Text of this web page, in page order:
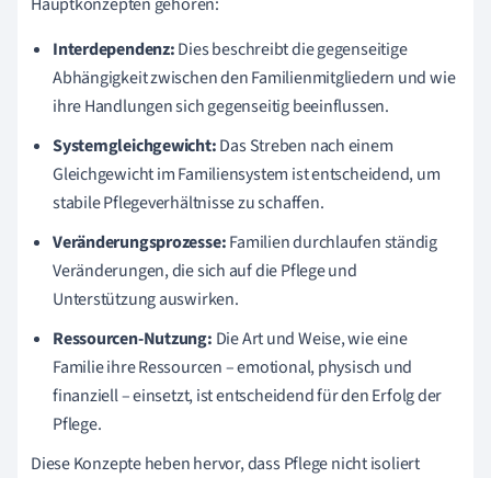
Interdependenz:Dies beschreibt die gegenseitige
Abhängigkeit zwischen den Familienmitgliedern und wie
ihre Handlungen sich gegenseitig beeinflussen.
Systemgleichgewicht:Das Streben nach einem
Gleichgewicht im Familiensystem ist entscheidend, um
stabile Pflegeverhältnisse zu schaffen.
Veränderungsprozesse:Familien durchlaufen ständig
Veränderungen, die sich auf die Pflege und
Unterstützung auswirken.
Ressourcen-Nutzung: Die Art und Weise, wie eine
Familie ihre Ressourcen – emotional, physisch und
finanziell – einsetzt, ist entscheidend für den Erfolg der
Pflege.
Diese Konzepte heben hervor, dass Pflege nicht isoliert